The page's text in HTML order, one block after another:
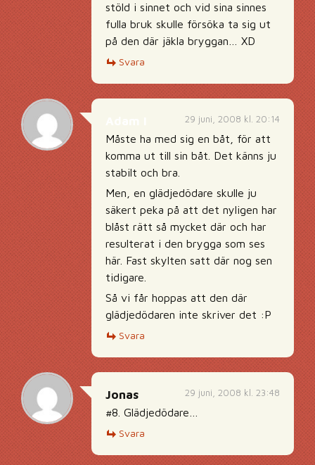
stöld i sinnet och vid sina sinnes
fulla bruk skulle försöka ta sig ut
på den där jäkla bryggan… XD
Svara
29 juni, 2008 kl. 20:14
Måste ha med sig en båt, för att
komma ut till sin båt. Det känns ju
stabilt och bra.
Men, en glädjedödare skulle ju
säkert peka på att det nyligen har
blåst rätt så mycket där och har
resulterat i den brygga som ses
här. Fast skylten satt där nog sen
tidigare.
Så vi får hoppas att den där
glädjedödaren inte skriver det :P
Svara
29 juni, 2008 kl. 23:48
Jonas
#8. Glädjedödare…
Svara